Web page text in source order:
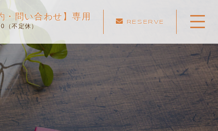
問い合わせ】専用
（不定休）
RESERVE
ホーム
当スクールについて
キャンペーン
料金表・コース